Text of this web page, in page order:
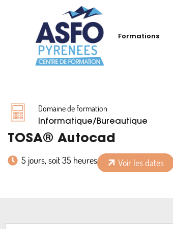
Formations
Domaine de formation
Informatique/Bureautique
TOSA® Autocad
5 jours, soit 35 heures Voir les dates